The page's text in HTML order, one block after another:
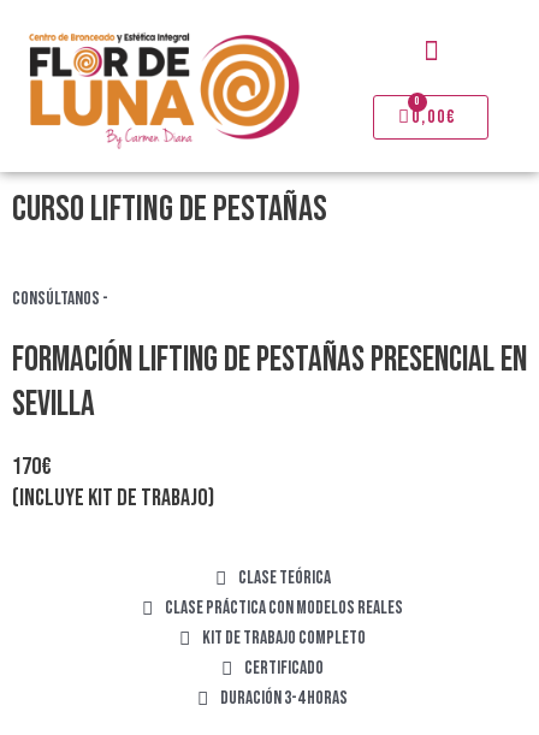
contenido
Menú
0,00€
0
Carrito
CURSO lifting de pestañas
Consúltanos -
Formación lifting de pestañas presencial en
Sevilla
170€
(Incluye kit de trabajo)
Clase teórica
Clase práctica con modelos reales
Kit de trabajo completo
Certificado
Duración 3-4 horas